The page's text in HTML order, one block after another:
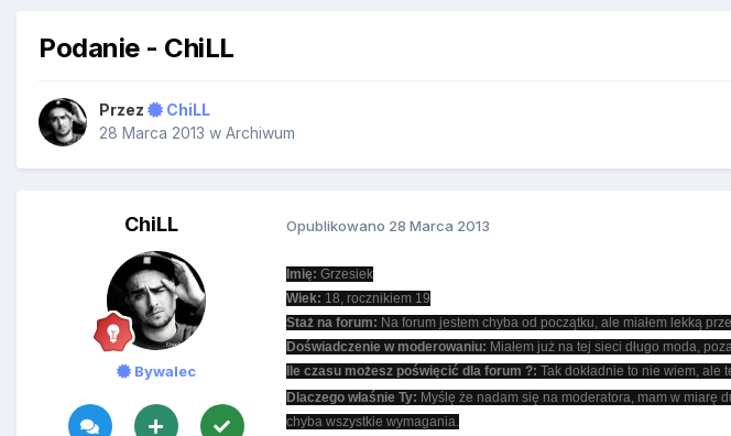
Podanie - ChiLL
Przez
ChiLL
28 Marca 2013 w Archiwum
ChiLL
Bywalec
Opublikowano 28 Marca 2013
Imię: Grzesiek
Wiek: 18, rocznikiem 19
Staż na forum: Na forum jestem chyba od początku, ale miałem lekką
Doświadczenie w moderowaniu: Miałem już na tej sieci długo moda,
Ile czasu możesz poświęcić dla forum ?: Tak dokładnie to nie wiem, ale
Dlaczego właśnie Ty: Myślę że nadam się na moderatora, mam w miarę
chyba wszystkie wymagania.